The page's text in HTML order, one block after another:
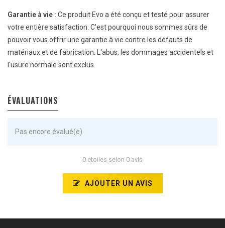
Garantie à vie : Ce produit Evo a été conçu et testé pour assurer
votre entière satisfaction. C'est pourquoi nous sommes sûrs de
pouvoir vous offrir une garantie à vie contre les défauts de
matériaux et de fabrication. L'abus, les dommages accidentels et
l'usure normale sont exclus.
ÉVALUATIONS
Pas encore évalué(e)
0 étoiles selon 0 avis
AJOUTER UN AVIS